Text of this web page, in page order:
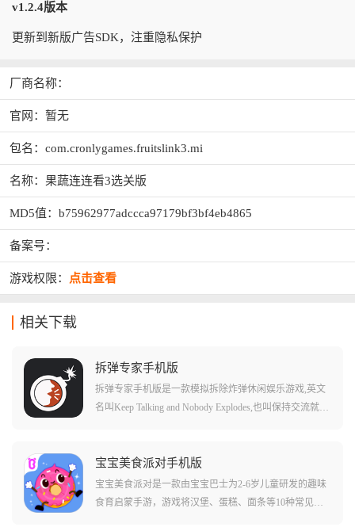
v1.2.4版本
更新到新版广告SDK，注重隐私保护
厂商名称：
官网：暂无
包名：com.cronlygames.fruitslink3.mi
名称：果蔬连连看3选关版
MD5值：b75962977adccca97179bf3bf4eb4865
备案号：
游戏权限： 点击查看
相关下载
拆弹专家手机版
拆弹专家手机版是一款模拟拆除炸弹休闲娱乐游戏,英文
名叫Keep Talking and Nobody Explodes,也叫保持交流就没
炸。在游戏中,玩家一方扮演拆弹者,目标是在伙伴的帮助
下拆除炸弹,另一方则扮演拆弹专家,通过使用拆弹手册指
引你完成拆弹任务。游戏内拆弹者看不到手册,专家也看
宝宝美食派对手机版
宝宝美食派对是一款由宝宝巴士为2-6岁儿童研发的趣味
食育启蒙手游，游戏将汉堡、蛋糕、面条等10种常见美